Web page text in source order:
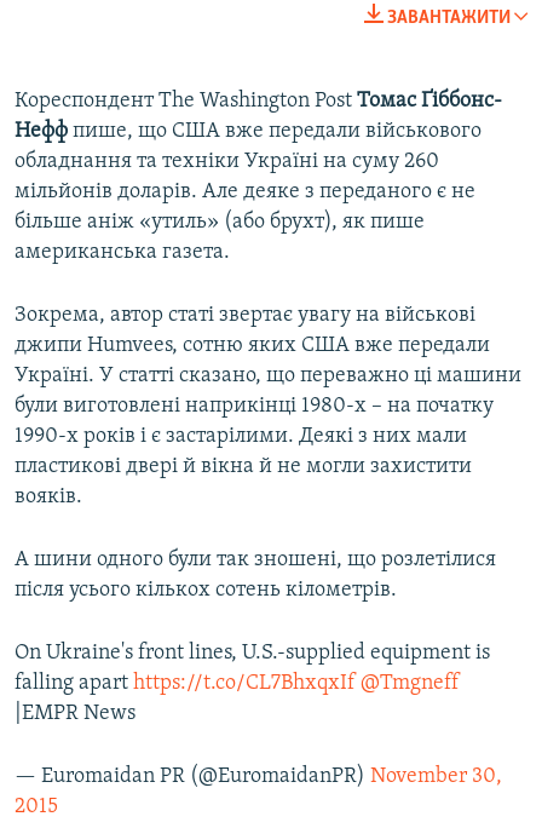
ЗАВАНТАЖИТИ
Кореспондент The Washington Post Томас Ґіббонс-
Нефф пише, що США вже передали військового
обладнання та техніки Україні на суму 260
мільйонів доларів. Але деяке з переданого є не
більше аніж «утиль» (або брухт), як пише
американська газета.
Зокрема, автор статі звертає увагу на військові
джипи Humvees, сотню яких США вже передали
Україні. У статті сказано, що переважно ці машини
були виготовлені наприкінці 1980-х – на початку
1990-х років і є застарілими. Деякі з них мали
пластикові двері й вікна й не могли захистити
вояків.
А шини одного були так зношені, що розлетілися
після усього кількох сотень кілометрів.
On Ukraine's front lines, U.S.-supplied equipment is
falling apart https://t.co/CL7BhxqxIf @Tmgneff
|EMPR News
— Euromaidan PR (@EuromaidanPR) November 30,
2015